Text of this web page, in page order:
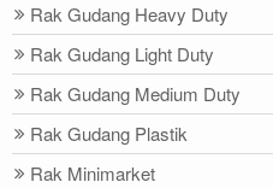
Rak Gudang Heavy Duty
Rak Gudang Light Duty
Rak Gudang Medium Duty
Rak Gudang Plastik
Rak Minimarket